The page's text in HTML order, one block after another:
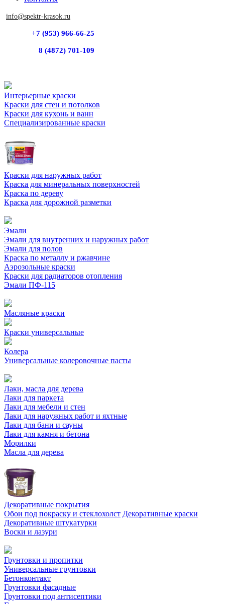
info@spektr-krasok.ru
+7 (953) 966-66-25
8 (4872) 701-109
Интерьерные краски
Краски для стен и потолков
Краски для кухонь и ванн
Специализированные краски
Краски для наружных работ
Краска для минеральных поверхностей
Краска по дереву
Краска для дорожной разметки
Эмали
Эмали для внутренних и наружных работ
Эмали для полов
Краска по металлу и ржавчине
Аэрозольные краски
Краски для радиаторов отопления
Эмали ПФ-115
Масляные краски
Краски универсальные
Колера
Универсальные колеровочные пасты
Лаки, масла для дерева
Лаки для паркета
Лаки для мебели и стен
Лаки для наружных работ и яхтные
Лаки для бани и сауны
Лаки для камня и бетона
Морилки
Масла для дерева
Декоративные покрытия
Обои под покраску и стеклохолст Декоративные краски
Декоративные штукатурки
Воски и лазури
Грунтовки и пропитки
Универсальные грунтовки
Бетонконтакт
Грунтовки фасадные
Грунтовки под антисептики